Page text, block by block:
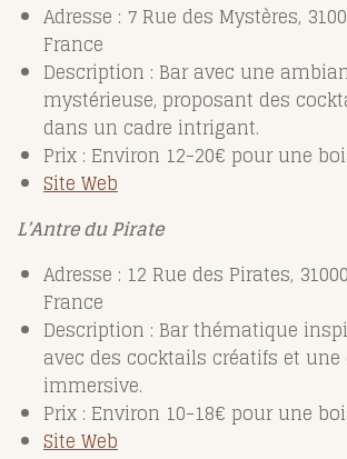
Adresse : 7 Rue des Mystères,
France
Description : Bar avec une
mystérieuse, proposant des
dans un cadre intrigant.
Prix : Environ 12-20€ pour une
Site Web
L’Antre du Pirate
Adresse : 12 Rue des Pirates,
France
Description : Bar thématique
avec des cocktails créatifs et
immersive.
Prix : Environ 10-18€ pour une
Site Web